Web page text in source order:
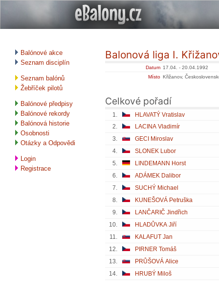
Balónové akce
Seznam disciplín
Seznam balónů
Žebříček pilotů
Balónové předpisy
Balónové rekordy
Balónová historie
Osobnosti
Otázky a Odpovědi
Login
Registrace
Balonová liga I.
Datum 17.04. - 20.04.1992
Místo Křižanov,
Celkové pořadí
1.
HLAVATÝ Vratislav
2.
LACINA Vladimír
3.
GECI Miroslav
4.
SLONEK Lubor
5.
LINDEMANN Horst
6.
ADÁMEK Dalibor
7.
SUCHÝ Michael
8.
KUNEŠOVÁ Petruška
9.
LANČARIČ Jindřich
10.
HLADŮVKA Jiří
11.
KALAFUT Jan
12.
PIRNER Tomáš
13.
PRŮŠOVÁ Alice
14.
HRUBÝ Miloš